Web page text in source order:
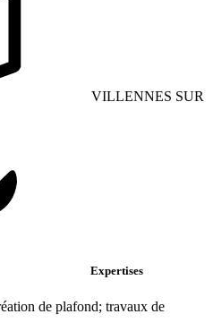
VILLENNES SUR
Expertises
de plafond; travaux de